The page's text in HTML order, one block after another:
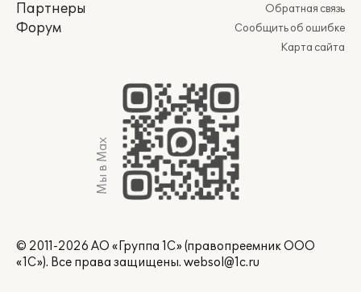
Партнеры
Форум
Обратная связь
Сообщить об ошибке
Карта сайта
Мы в Max
© 2011-2026 АО «Группа 1С» (правопреемник ООО
«1С»). Все права защищены. websol@1c.ru